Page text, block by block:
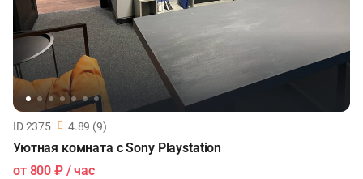
ID 2375 4.89 (9)
Уютная комната с Sony Playstation
от 800 ₽/ час